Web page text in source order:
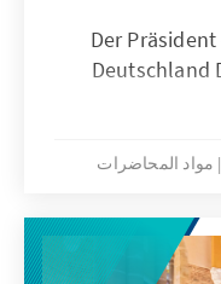
Der
Deutschland
مواد المحاضرات